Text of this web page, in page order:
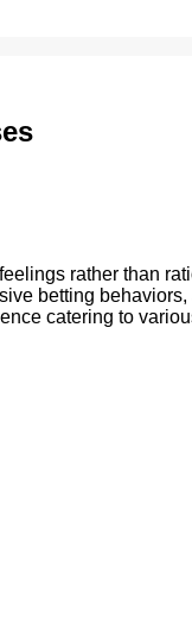
rather than
betting
catering to